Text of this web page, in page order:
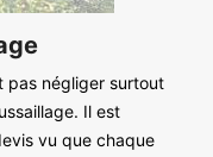
pas négliger surtout
Il est
vu que chaque